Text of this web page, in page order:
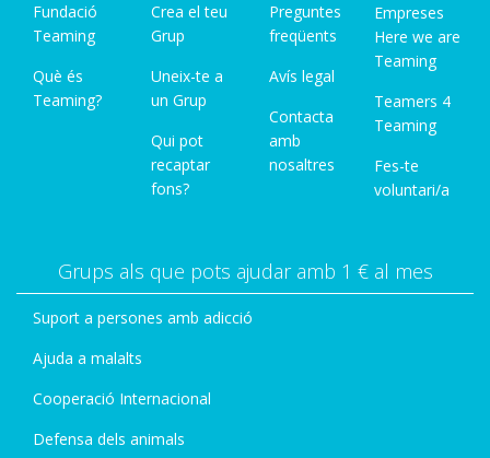
Fundació
Teaming
Què és
Teaming?
Crea el teu
Grup
Uneix-te a
un Grup
Qui pot
recaptar
fons?
Preguntes
freqüents
Avís legal
Contacta
amb
nosaltres
Empreses
Here we are
Teaming
Teamers 4
Teaming
Fes-te
voluntari/a
Grups als que pots ajudar amb 1 € al mes
Suport a persones amb adicció
Ajuda a malalts
Cooperació Internacional
Defensa dels animals